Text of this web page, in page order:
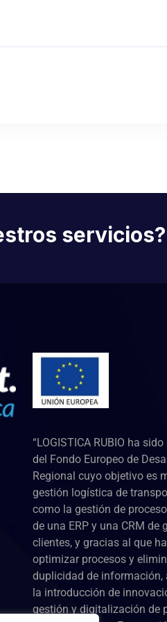
servicios?
“LOGISTICA RUBIO ha
del Fondo Europeo de
Regional cuyo objetivo es
gestión logística de
como la gestión de
de una ERP y una CRM de
clientes, y gracias al que
optimizar procesos y
duplicidad de información,
la introducción de
gestión y digitalización de